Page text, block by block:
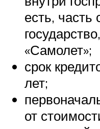
есть, часть
«Самолет»;
срок
лет;
от